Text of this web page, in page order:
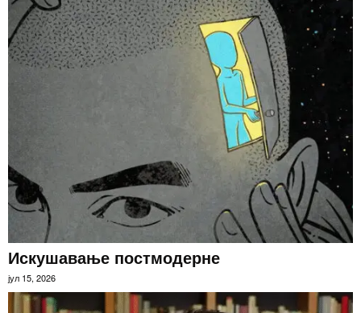
Искушавање постмодерне
јул 15, 2026